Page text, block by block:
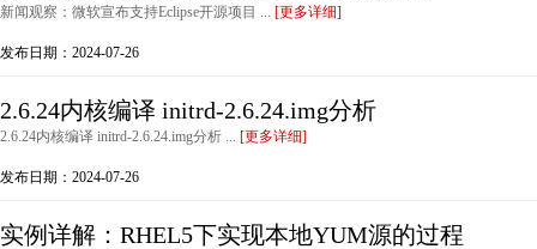
新闻观察：微软宣布支持Eclipse开源项目 ... [更多详细]
发布日期：2024-07-26
2.6.24内核编译 initrd-2.6.24.img分析
2.6.24内核编译 initrd-2.6.24.img分析 ... [更多详细]
发布日期：2024-07-26
实例详解：RHEL5下实现本地YUM源的过程